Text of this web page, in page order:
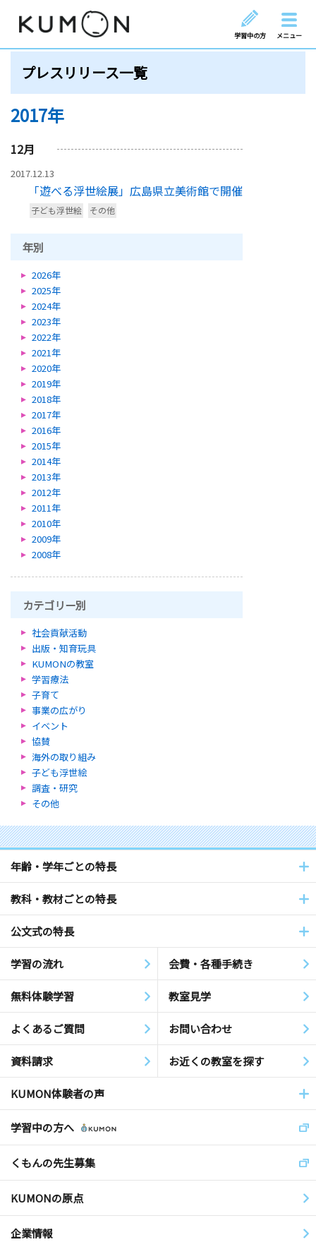
学習中の方 メニュー
プレスリリース一覧
2017年
12月
2017.12.13
「遊べる浮世絵展」広島県立美術館で開催
子ども浮世絵 その他
年別
2026年
2025年
2024年
2023年
2022年
2021年
2020年
2019年
2018年
2017年
2016年
2015年
2014年
2013年
2012年
2011年
2010年
2009年
2008年
カテゴリー別
社会貢献活動
出版・知育玩具
KUMONの教室
学習療法
子育て
事業の広がり
イベント
協賛
海外の取り組み
子ども浮世絵
調査・研究
その他
年齢・学年ごとの特長
教科・教材ごとの特長
公文式の特長
学習の流れ 会費・各種手続き
無料体験学習 教室見学
よくあるご質問 お問い合わせ
資料請求 お近くの教室を探す
KUMON体験者の声
学習中の方へ
くもんの先生募集
KUMONの原点
企業情報